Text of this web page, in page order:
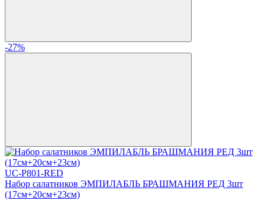
-27%
UC-P801-RED
Набор салатников ЭМПИЛАБЛЬ БРАШМАНИЯ РЕД 3шт
(17см+20см+23см)